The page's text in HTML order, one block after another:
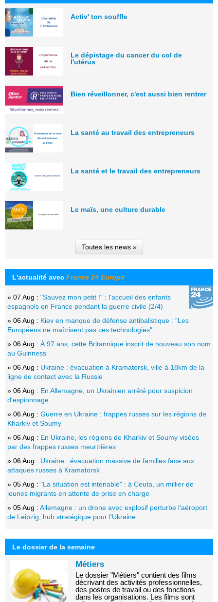
Activ' ton souffle
Le dépistage du cancer du col de
l'utérus
Bien réveillonner, c'est aussi bien rentrer
La santé au travail des entrepreneurs
La santé et le travail des entrepreneurs
Le maïs, une culture durable
Toutes les news »
L'actualité avec France 24 Europe
» 07 Aug : "Sauvez mon petit !" : l'accueil des enfants
espagnols en France pendant la guerre civile (2/4)
» 06 Aug : Kiev en manque de défense antibalistique : "Les
Européens ne maîtrisent pas ces technologies"
» 06 Aug : À 97 ans, cette Britannique inscrit de nouveau son nom
au Guinness
» 06 Aug : Ukraine : évacuation à Kramatorsk, ville à 18km de la
ligne de contact avec la Russie
» 06 Aug : En Allemagne, un Ukrainien arrêté pour suspicion
d'espionnage
» 06 Aug : Guerre en Ukraine : frappes russes sur les régions de
Kharkiv et Soumy
» 06 Aug : En Ukraine, les régions de Kharkiv et Soumy visées
par des frappes russes meurtrières
» 06 Aug : Ukraine : évacuation massive de familles face aux
attaques russes à Kramatorsk
» 05 Aug : "La situation est intenable" : à Ceuta, un millier de
jeunes migrants en attente de prise en charge
» 05 Aug : Allemagne : un drone avec explosif perturbe l'aéroport
de Leipzig, hub stratégique pour l'Ukraine
Le dossier de la semaine
Métiers
Le dossier "Métiers" contient des films
décrivant des activités professionnelles,
des postes de travail ou des fonctions
dans les organisations. Les films sont